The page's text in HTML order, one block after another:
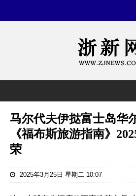
马尔代夫伊挞富士岛华
《福布斯旅游指南》
荣
2025年3月25日 星期二 10:07